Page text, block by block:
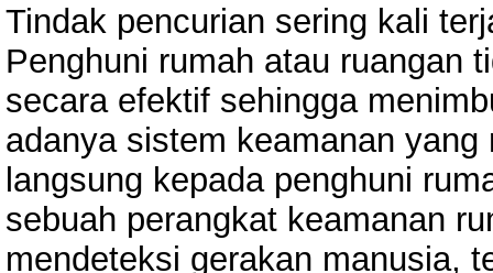
Tindak pencurian sering kali
Penghuni rumah atau ruangan
secara efektif sehingga
adanya sistem keamanan
langsung kepada penghuni
sebuah perangkat keamanan
mendeteksi gerakan manusia,